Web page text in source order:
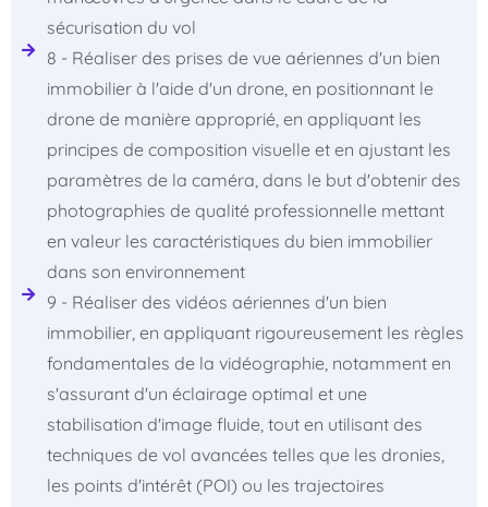
sécurisation du vol
8 - Réaliser des prises de vue aériennes d'un bien
immobilier à l'aide d'un drone, en positionnant le
drone de manière approprié, en appliquant les
principes de composition visuelle et en ajustant les
paramètres de la caméra, dans le but d'obtenir des
photographies de qualité professionnelle mettant
en valeur les caractéristiques du bien immobilier
dans son environnement
9 - Réaliser des vidéos aériennes d'un bien
immobilier, en appliquant rigoureusement les règles
fondamentales de la vidéographie, notamment en
s'assurant d'un éclairage optimal et une
stabilisation d'image fluide, tout en utilisant des
techniques de vol avancées telles que les dronies,
les points d'intérêt (POI) ou les trajectoires